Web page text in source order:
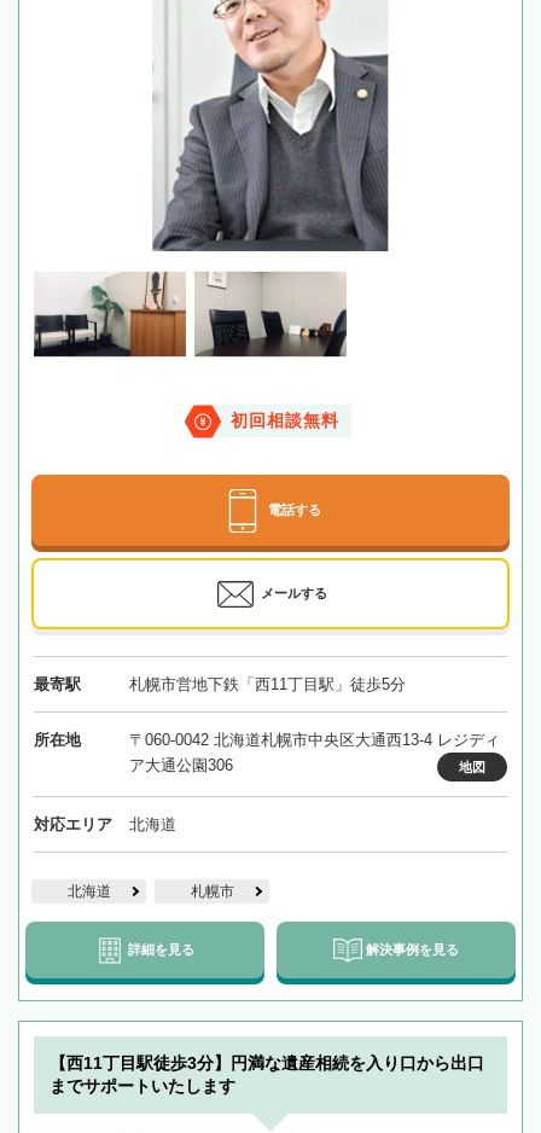
初回相談無料
電話する
メールする
最寄駅 札幌市営地下鉄「西11丁目駅」徒歩5分
所在地
〒060-0042 北海道札幌市中央区大通西13-4 レジディ
ア大通公園306
地図
対応エリア 北海道
北海道 札幌市
詳細を見る 解決事例を見る
【西11丁目駅徒歩3分】円満な遺産相続を入り口から出口
までサポートいたします